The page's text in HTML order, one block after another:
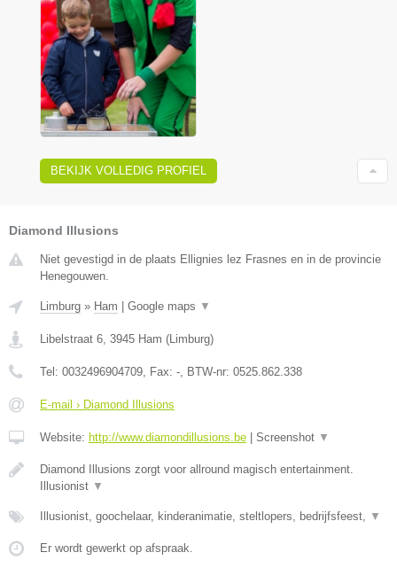
BEKIJK VOLLEDIG PROFIEL
Diamond Illusions
Niet gevestigd in de plaats Ellignies lez Frasnes en in de provincie
Henegouwen.
Limburg » Ham Google maps ▼
Libelstraat 6 3945 Ham ( Limburg)
Tel: 0032496904709 , Fax: - , BTW-nr: 0525.862.338
E-mail › Diamond Illusions
Website: http://www.diamondillusions.be Screenshot ▼
Diamond Illusions zorgt voor allround magisch entertainment.
Illusionist ▼
Illusionist, goochelaar, kinderanimatie, steltlopers, bedrijfsfeest, ▼
Er wordt gewerkt op afspraak.